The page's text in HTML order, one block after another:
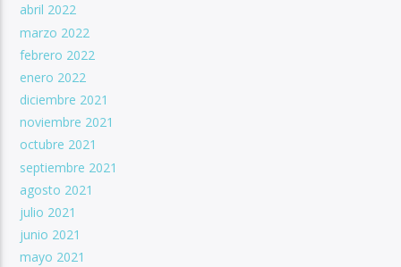
abril 2022
marzo 2022
febrero 2022
enero 2022
diciembre 2021
noviembre 2021
octubre 2021
septiembre 2021
agosto 2021
julio 2021
junio 2021
mayo 2021